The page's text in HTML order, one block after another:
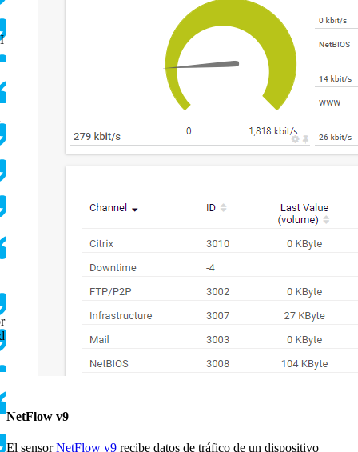
NetFlow v9
El sensorNetFlow v9 recibe datos de tráfico de un dispositivo